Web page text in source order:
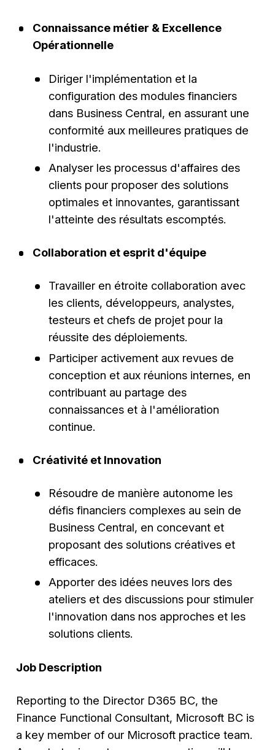
Connaissance métier & Excellence
Opérationnelle
Diriger l'implémentation et la
configuration des modules financiers
dans Business Central, en assurant une
conformité aux meilleures pratiques de
l'industrie.
Analyser les processus d'affaires des
clients pour proposer des solutions
optimales et innovantes, garantissant
l'atteinte des résultats escomptés.
Collaboration et esprit d'équipe
Travailler en étroite collaboration avec
les clients, développeurs, analystes,
testeurs et chefs de projet pour la
réussite des déploiements.
Participer activement aux revues de
conception et aux réunions internes, en
contribuant au partage des
connaissances et à l'amélioration
continue.
Créativité et Innovation
Résoudre de manière autonome les
défis financiers complexes au sein de
Business Central, en concevant et
proposant des solutions créatives et
efficaces.
Apporter des idées neuves lors des
ateliers et des discussions pour stimuler
l'innovation dans nos approches et les
solutions clients.
Job Description
Reporting to the Director D365 BC, the
Finance Functional Consultant, Microsoft BC is
a key member of our Microsoft practice team.